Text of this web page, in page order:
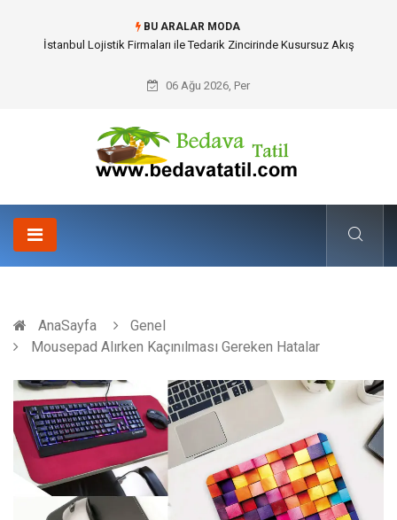
BU ARALAR MODA
Dalaman Bozburun Transfer: Seyahat Prestijinde Ve Zaman Yönetiminde
06 Ağu 2026, Per
AnaSayfa
Genel
Mousepad Alırken Kaçınılması Gereken Hatalar